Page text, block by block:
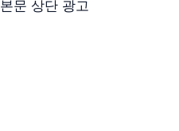
본문 상단 광고